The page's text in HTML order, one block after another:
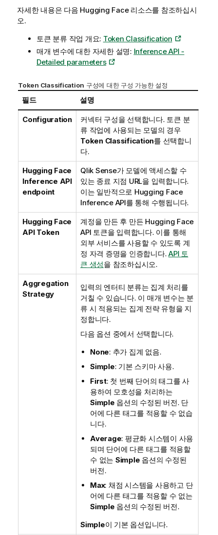
자세한 내용은 다음 Hugging Face리소스를 참조하십시
오.
토큰 분류 작업 개요: Token Classification
매개 변수에 대한 자세한 설명: Inference API -
Detailed parameters
Token Classification 구성에 대한 구성 가능한 설정
필드 설명
Configuration
커넥터 구성을 선택합니다. 토큰 분
류 작업에 사용되는 모델의 경우
Token Classification를 선택합니
다.
Hugging Face
Inference API
endpoint
Qlik Sense가 모델에 액세스할 수
있는 종료 지점 URL을 입력합니다.
이는 일반적으로 Hugging Face
Inference API를 통해 수행됩니다.
Hugging Face
API Token
계정을 만든 후 만든 Hugging Face
API 토큰을 입력합니다. 이를 통해
외부 서비스를 사용할 수 있도록 계
정 자격 증명을 인증합니다. API 토
큰 생성을 참조하십시오.
Aggregation
Strategy
입력의 엔터티 분류는 집계 처리를
거칠 수 있습니다. 이 매개 변수는 분
류 시 적용되는 집계 전략 유형을 지
정합니다.
다음 옵션 중에서 선택합니다.
None: 추가 집계 없음.
Simple: 기본 스키마 사용.
First: 첫 번째 단어의 태그를 사
용하여 모호성을 처리하는
Simple 옵션의 수정된 버전. 단
어에 다른 태그를 적용할 수 없습
니다.
Average: 평균화 시스템이 사용
되며 단어에 다른 태그를 적용할
수 없는 Simple 옵션의 수정된
버전.
Max: 채점 시스템을 사용하고 단
어에 다른 태그를 적용할 수 없는
Simple 옵션의 수정된 버전.
Simple이 기본 옵션입니다.